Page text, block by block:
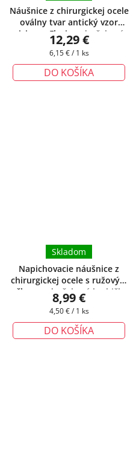
Náušnice z chirurgickej ocele
oválny tvar antický vzor
visiace - Flavia+ darčeková
krabička zadarmo
12,29 €
Jednotková
6,15 € / 1 ks
DO KOŠÍKA
Napichovacie náušnice z
chirurgickej ocele s ružovým
očkom
+ darčeková krabička
zadarmo
Skladom
8,99 €
Jednotková
4,50 € / 1 ks
DO KOŠÍKA